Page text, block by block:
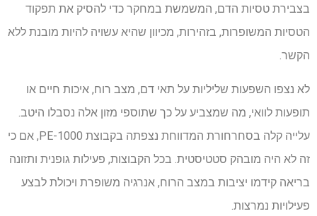
בצבירת טסיות הדם, המשמשת במחקר כדי להסיק את תפקוד
הטסיות המשופרות, בזהירות, מכיוון שהיא עשויה להיות מובנת ללא
הקשר.
לא נצפו השפעות שליליות על תאי דם, מצב רוח, איכות חיים או
תופעות לוואי, מה שמצביע על כך שתוספי מזון אלה נסבלו היטב.
עלייה קלה בסחרחורת המדווחת נצפתה בקבוצת PE-1000, אם כי
זה לא היה מובהק סטטיסטית. בכל הקבוצות, פעילות גופנית ותזונה
בריאה קידמו יציבות במצב הרוח, אנרגיה משופרת ויכולת לבצע
פעילויות נמרצות.